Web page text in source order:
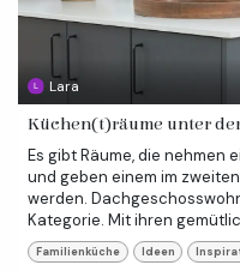
Lara
Küchen(t)räume unter
Es gibt Räume, die nehmen
und geben einem im
werden.
Kategorie. Mit ihren
Familienküche Ideen